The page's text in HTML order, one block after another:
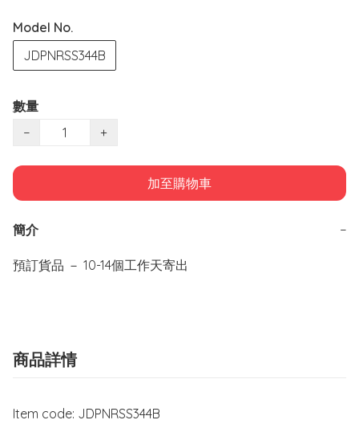
Model No.
JDPNRSS344B
數量
−
+
加至購物車
簡介 −
預訂貨品 － 10-14個工作天寄出
商品詳情
Item code: JDPNRSS344B